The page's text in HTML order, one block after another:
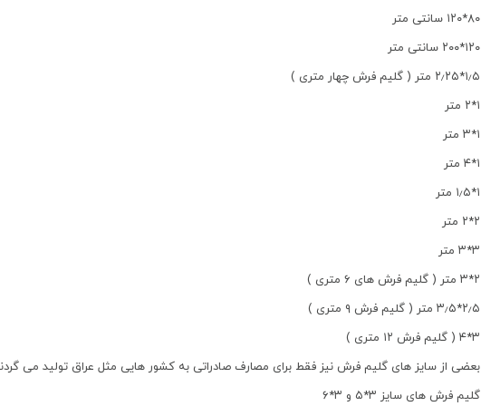
۸۰*۱۲۰ سانتی متر
۱۲۰*۲۰۰ سانتی متر
۱٫۵*۲٫۲۵ متر ( گلیم فرش چهار متری )
۱*۲ متر
۱*۳ متر
۱*۴ متر
۱*۱٫۵ متر
۲*۲ متر
۳*۳ متر
۲*۳ متر ( گلیم فرش های ۶ متری )
۲٫۵*۳٫۵ متر ( گلیم فرش ۹ متری )
۳*۴ ( گلیم فرش ۱۲ متری )
بعضی از سایز های گلیم فرش نیز فقط برای مصارف صادراتی به کشور هایی مثل عراق تولید می
گلیم فرش های سایز ۳*۵ و ۳*۶